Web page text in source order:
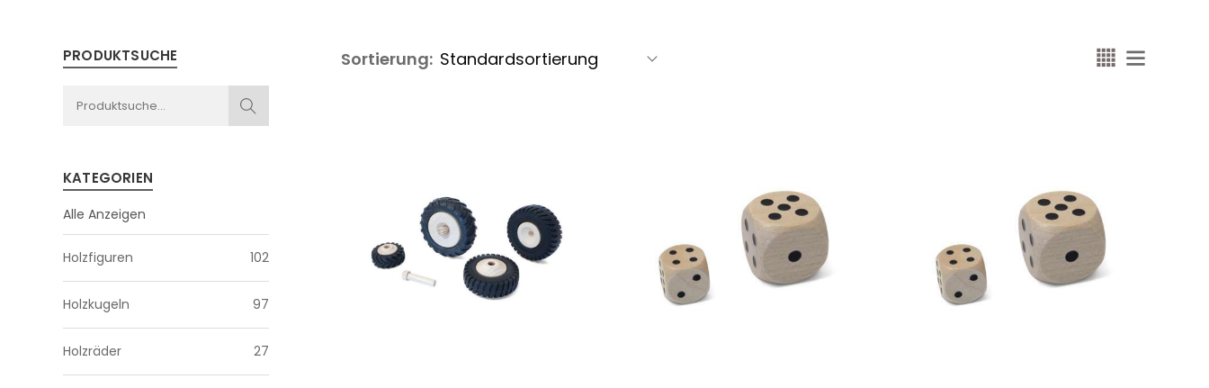
PRODUKTSUCHE
KATEGORIEN
Alle Anzeigen
Holzfiguren 102
Holzkugeln 97
Holzräder 27
Sortierung: